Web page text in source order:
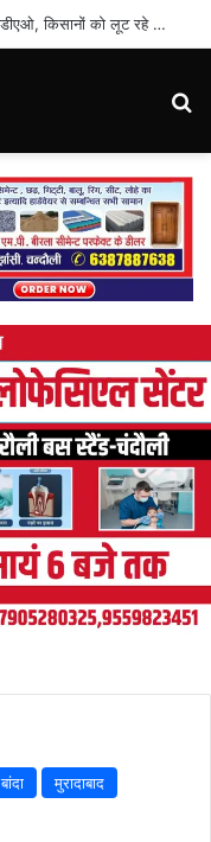
बंद कमरे से विज्ञप्ति जारी कर कोरमपूर्ति कर रहे डीएओ, किसानों को लूट रहे निजी दुकानदार
बांदा
मुरादाबाद